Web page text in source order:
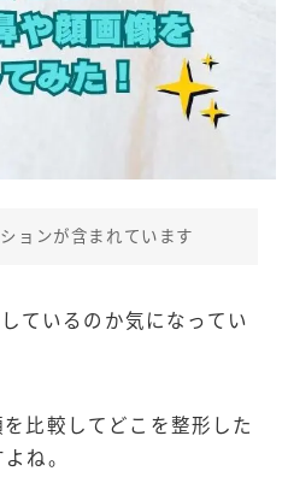
ョンが含まれています
ているのか気になってい
比較してどこを整形した
ね。